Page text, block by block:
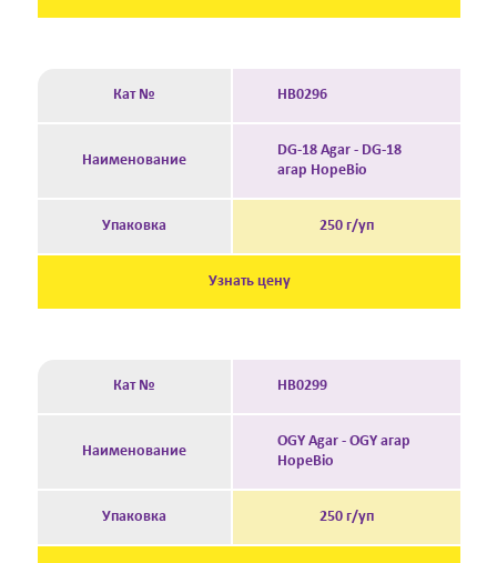
Кат № HB0296
Наименование
DG-18 Agar - DG-18
агар HopeBio
Упаковка 250 г/уп
Узнать цену
Кат № HB0299
Наименование
OGY Agar - OGY агар
HopeBio
Упаковка 250 г/уп